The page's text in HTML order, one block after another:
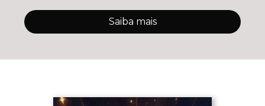
Saiba mais